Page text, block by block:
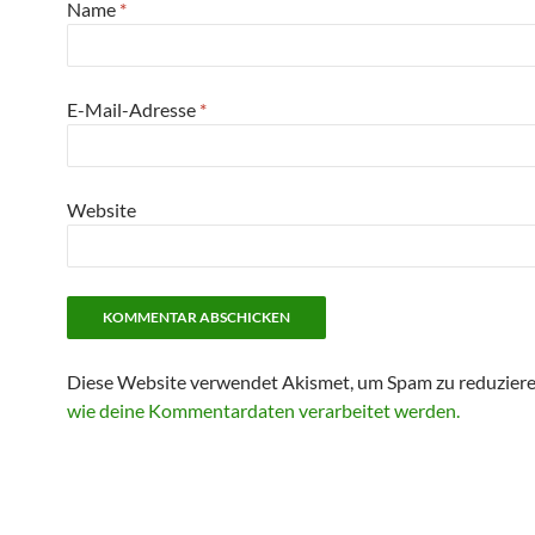
Name *
E-Mail-Adresse *
Website
Diese Website verwendet Akismet, um Spam zu
wie deine Kommentardaten verarbeitet werden.